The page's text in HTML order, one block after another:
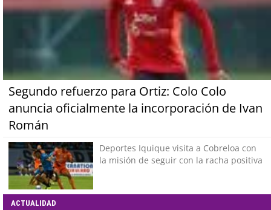
Segundo refuerzo para Ortiz: Colo Colo
anuncia oficialmente la incorporación de Ivan
Román
Deportes Iquique visita a Cobreloa con
la misión de seguir con la racha positiva
ACTUALIDAD